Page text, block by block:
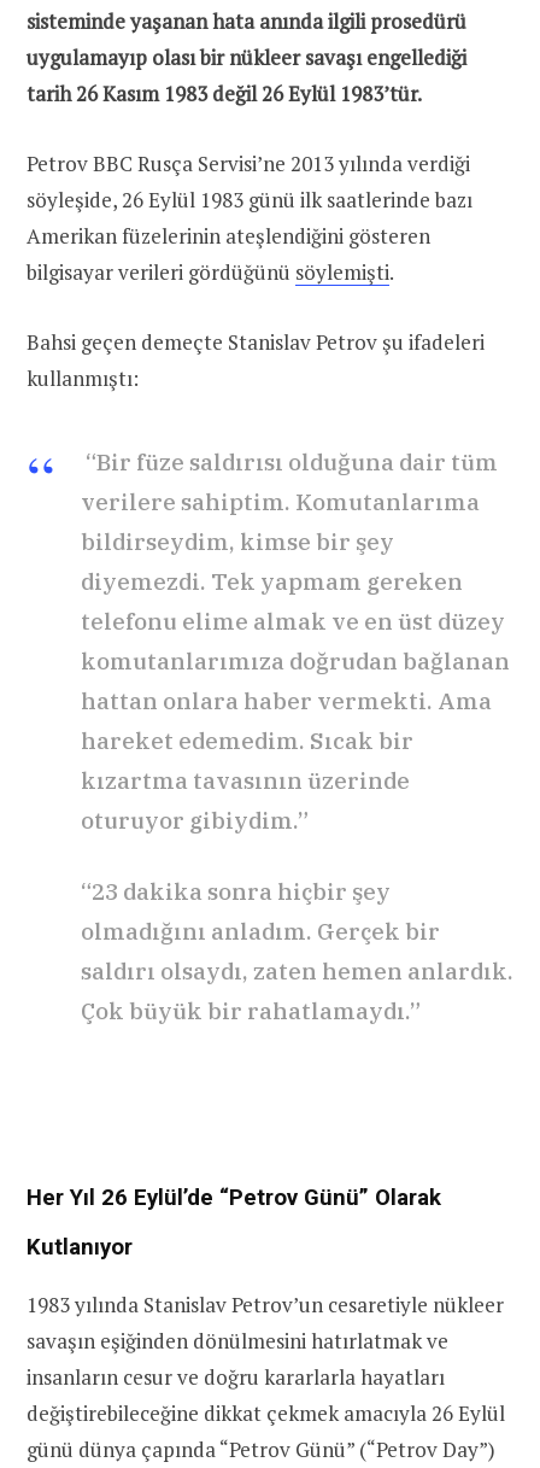
sisteminde yaşanan hata anında ilgili prosedürü
uygulamayıp olası bir nükleer savaşı engellediği
tarih 26 Kasım 1983 değil 26 Eylül 1983’tür.
Petrov BBC Rusça Servisi’ne 2013 yılında verdiği
söyleşide, 26 Eylül 1983 günü ilk saatlerinde bazı
Amerikan füzelerinin ateşlendiğini gösteren
bilgisayar verileri gördüğünü söylemişti.
Bahsi geçen demeçte Stanislav Petrov şu ifadeleri
kullanmıştı:
“Bir füze saldırısı olduğuna dair tüm
verilere sahiptim. Komutanlarıma
bildirseydim, kimse bir şey
diyemezdi. Tek yapmam gereken
telefonu elime almak ve en üst düzey
komutanlarımıza doğrudan bağlanan
hattan onlara haber vermekti. Ama
hareket edemedim. Sıcak bir
kızartma tavasının üzerinde
oturuyor gibiydim.”
“23 dakika sonra hiçbir şey
olmadığını anladım. Gerçek bir
saldırı olsaydı, zaten hemen anlardık.
Çok büyük bir rahatlamaydı.”
Her Yıl 26 Eylül’de “Petrov Günü” Olarak
Kutlanıyor
1983 yılında Stanislav Petrov’un cesaretiyle nükleer
savaşın eşiğinden dönülmesini hatırlatmak ve
insanların cesur ve doğru kararlarla hayatları
değiştirebileceğine dikkat çekmek amacıyla 26 Eylül
günü dünya çapında “Petrov Günü” (“Petrov Day”)